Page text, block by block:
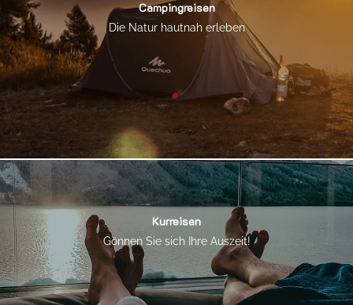
Campingreisen
Die Natur hautnah erleben
Kurreisen
Gönnen Sie sich Ihre Auszeit!